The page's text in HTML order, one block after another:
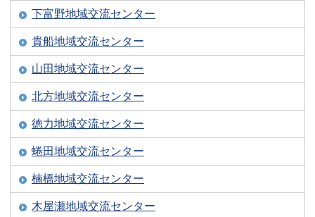
下富野地域交流センター
貴船地域交流センター
山田地域交流センター
北方地域交流センター
徳力地域交流センター
蜷田地域交流センター
楠橋地域交流センター
木屋瀬地域交流センター